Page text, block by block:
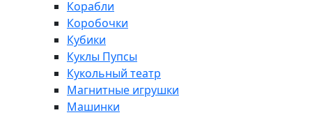
Корабли
Коробочки
Кубики
Куклы Пупсы
Кукольный театр
Магнитные игрушки
Машинки